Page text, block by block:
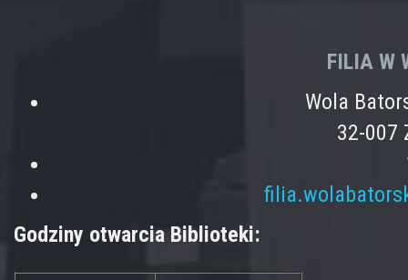
FILIA W
Wola
32-007
Godziny otwarcia Biblioteki: